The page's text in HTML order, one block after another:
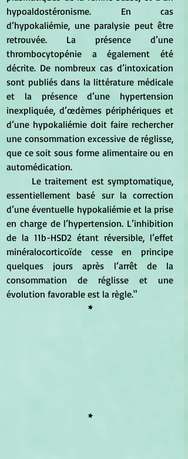
hypoaldostéronisme. En cas
d’hypokaliémie, une paralysie peut être
retrouvée. La présence d’une
thrombocytopénie a également été
décrite. De nombreux cas d’intoxication
sont publiés dans la littérature médicale
et la présence d’une hypertension
inexpliquée, d’œdèmes périphériques et
d’une hypokaliémie doit faire rechercher
une consommation excessive de réglisse,
que ce soit sous forme alimentaire ou en
automédication.
essentiellement basé sur la correction
d’une éventuelle hypokaliémie et la prise
en charge de l’hypertension. L’inhibition
de la 11b-HSD2 étant réversible, l’effet
minéralocorticoïde cesse en principe
quelques jours après l’arrêt de la
consommation de réglisse et une
évolution favorable est la règle."
*
*